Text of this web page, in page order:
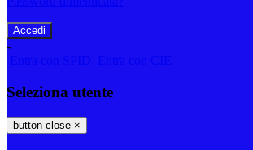
-
Seleziona utente
button close ×